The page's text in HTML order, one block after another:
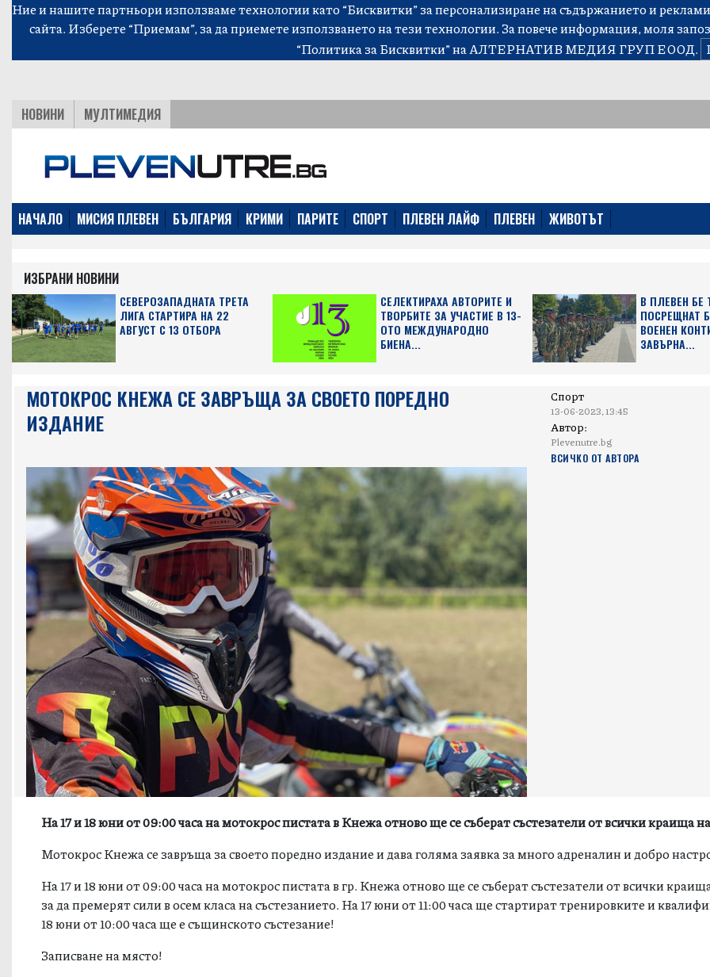
Ние и нашите партньори използваме технологии като “Бисквитки” за персонализиране на съдържанието и
сайта. Изберете “Приемам”, за да приемете използването на тези технологии. За повече информация, моля
“Политика за Бисквитки”на АЛТЕРНАТИВ МЕДИЯ ГРУП ЕООД.
НОВИНИ МУЛТИМЕДИЯ
НАЧАЛО МИСИЯ ПЛЕВЕН БЪЛГАРИЯ КРИМИ ПАРИТЕ СПОРТ ПЛЕВЕН ЛАЙФ ПЛЕВЕН ЖИВОТЪТ
ИЗБРАНИ НОВИНИ
СЕВЕРОЗАПАДНАТА ТРЕТА
ЛИГА СТАРТИРА НА 22
АВГУСТ С 13 ОТБОРА
СЕЛЕКТИРАХА АВТОРИТЕ И
ТВОРБИТЕ ЗА УЧАСТИЕ В 13-
ОТО МЕЖДУНАРОДНО
БИЕНА...
В ПЛЕВЕН БЕ
ПОСРЕЩНАТ
ВОЕНЕН
ЗАВЪРНА...
МОТОКРОС КНЕЖА СЕ ЗАВРЪЩА ЗА СВОЕТО ПОРЕДНО
ИЗДАНИЕ
Спорт
13-06-2023, 13:45
Автор:
Plevenutre.bg
ВСИЧКО ОТ АВТОРА
На 17 и 18 юни от 09:00 часа на мотокрос пистата в Кнежа отново ще се съберат състезатели от всички краища
Мотокрос Кнежа се завръща за своето поредно издание и дава голяма заявка за много адреналин и добро
На 17 и 18 юни от 09:00 часа на мотокрос пистата в гр. Кнежа отново ще се съберат състезатели от всички
за да премерят сили в осем класа на състезанието. На 17 юни от 11:00 часа ще стартират тренировките и
18 юни от 10:00 часа ще е същинското състезание!
Записване на място!